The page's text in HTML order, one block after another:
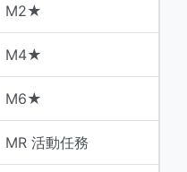
M2★
M4★
M6★
MR 活動任務